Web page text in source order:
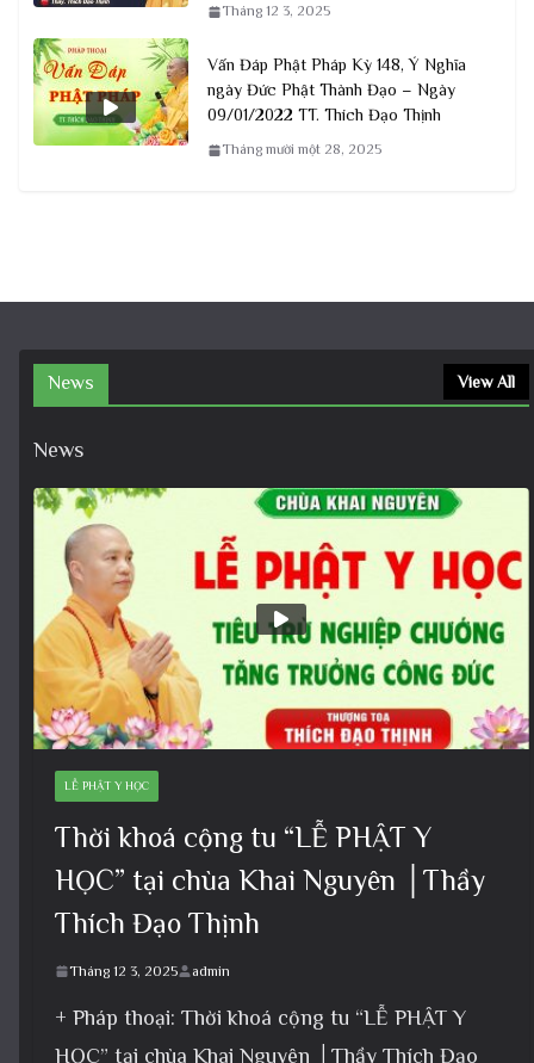
Tháng 12 3, 2025
Vấn Đáp Phật Pháp Kỳ 148, Ý Nghĩa
ngày Đức Phật Thành Đạo – Ngày
09/01/2022 TT. Thích Đạo Thịnh
Tháng mười một 28, 2025
News View All
News
LỄ PHẬT Y HỌC
Thời khoá cộng tu “LỄ PHẬT Y
HỌC” tại chùa Khai Nguyên │Thầy
Thích Đạo Thịnh
Tháng 12 3, 2025 admin
+ Pháp thoại: Thời khoá cộng tu “LỄ PHẬT Y
HỌC” tại chùa Khai Nguyên │Thầy Thích Đạo